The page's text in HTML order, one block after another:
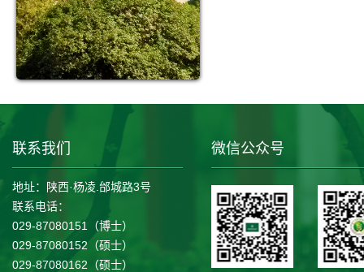
联系我们
地址：陕西·杨凌.邰城路3号
联系电话：
029-87080151（博士）
029-87080152（硕士）
029-87080162（硕士）
微信公众号